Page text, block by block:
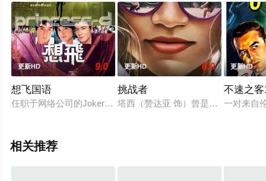
更新HD 9.0
想飞国语
任职于网络公司的Joker（吴彦祖 饰）与孩子气的弟弟Kid（陈
更新HD 6.0
挑战者
塔西（赞达亚 饰）曾是网球奇才，
更新HD
不速之客
一对来自
相关推荐